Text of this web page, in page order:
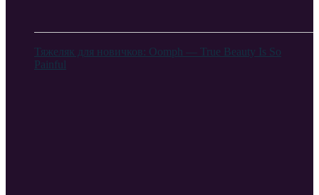
Тяжеляк для новичков: Oomph — True Beauty Is So
Painful